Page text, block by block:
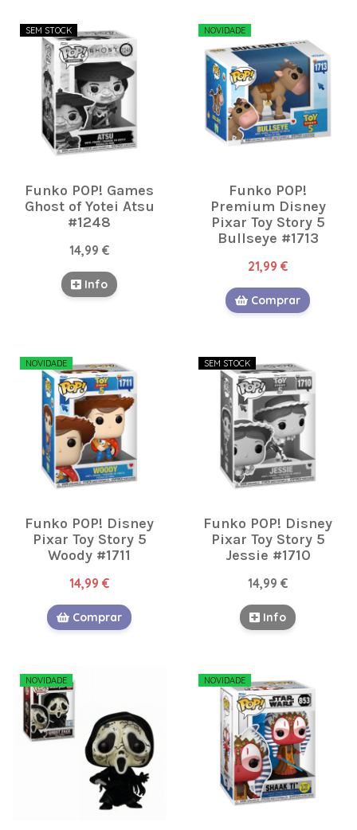
SEM STOCK
Funko POP! Games
Ghost of Yotei Atsu
#1248
14,99 €
Info
NOVIDADE
Funko POP!
Premium Disney
Pixar Toy Story 5
Bullseye #1713
21,99 €
Comprar
NOVIDADE
Funko POP! Disney
Pixar Toy Story 5
Woody #1711
14,99 €
Comprar
SEM STOCK
Funko POP! Disney
Pixar Toy Story 5
Jessie #1710
14,99 €
Info
NOVIDADE NOVIDADE